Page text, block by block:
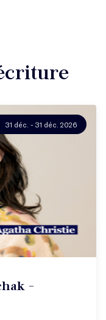
31 déc. - 31 déc. 2026
-